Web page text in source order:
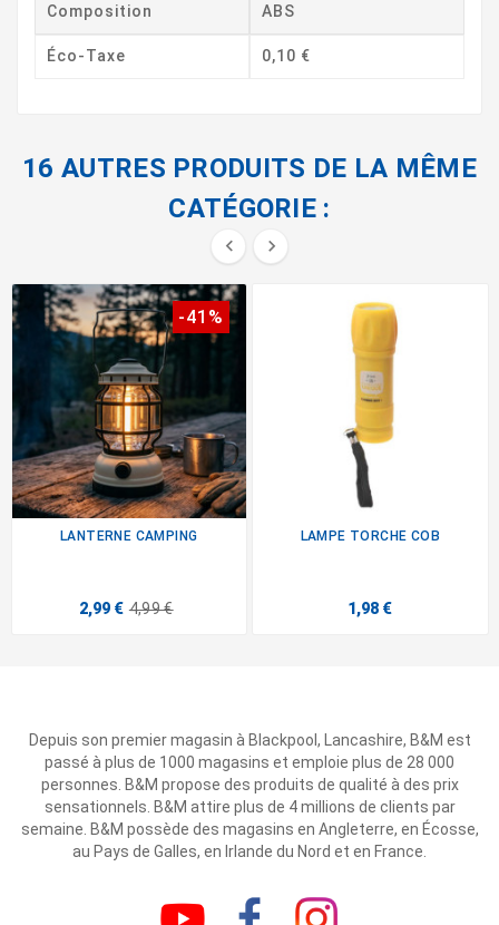
Composition ABS
Éco-Taxe 0,10 €
16 AUTRES PRODUITS DE LA MÊME
CATÉGORIE :
 
-41%
LANTERNE CAMPING
2,99 € 4,99 €
LAMPE TORCHE COB
1,98 €
Depuis son premier magasin à Blackpool, Lancashire, B&M est
passé à plus de 1000 magasins et emploie plus de 28 000
personnes. B&M propose des produits de qualité à des prix
sensationnels. B&M attire plus de 4 millions de clients par
semaine. B&M possède des magasins en Angleterre, en Écosse,
au Pays de Galles, en Irlande du Nord et en France.